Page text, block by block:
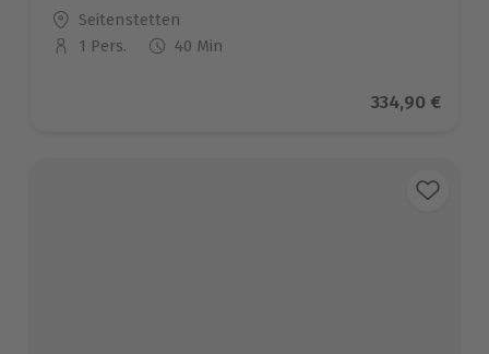
Standort
Seitenstetten
Anzahl der Teilnehmer
1 Pers. 40 Min
Aktueller
334,90 €